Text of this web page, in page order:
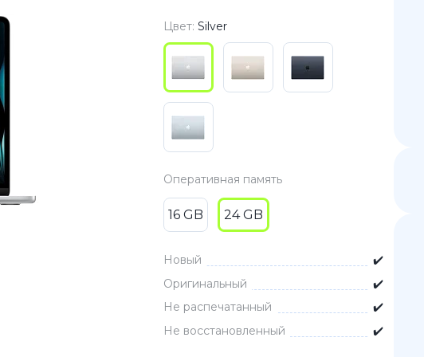
Pixel 8
Pixel 7
Цвет: Silver
Оперативная память
16 GB 24 GB
Новый
✔️
Оригинальный
✔️
Не распечатанный
✔️
Не восстановленный
✔️